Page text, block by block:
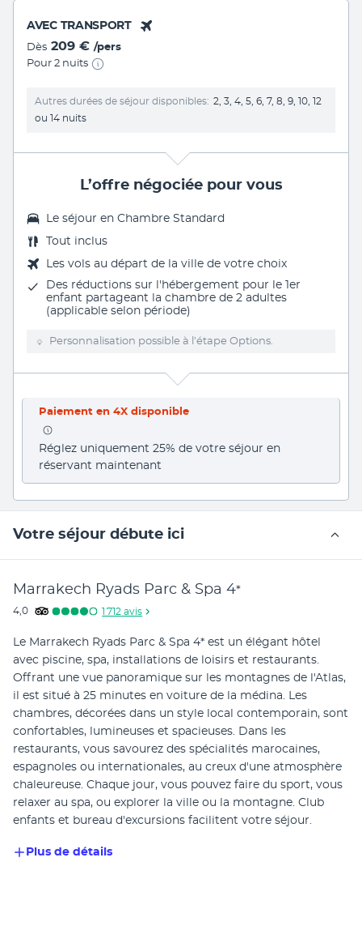
AVEC TRANSPORT
Dès 209 € /pers
Pour 2 nuits
Autres durées de séjour disponibles
2, 3, 4, 5, 6, 7, 8, 9, 10, 12
ou 14 nuits
L’offre négociée pour vous
Le séjour en Chambre Standard
Tout inclus
Les vols au départ de la ville de votre choix
Des réductions sur l'hébergement pour le 1er
enfant partageant la chambre de 2 adultes
(applicable selon période)
Personnalisation possible à l’étape Options.
Paiement en 4X disponible
Réglez uniquement 25% de votre séjour en
réservant maintenant
Votre séjour débute ici
Marrakech Ryads Parc & Spa 4*
4,0 1 712 avis
Le Marrakech Ryads Parc & Spa 4* est un élégant hôtel
avec piscine, spa, installations de loisirs et restaurants.
Offrant une vue panoramique sur les montagnes de l'Atlas,
il est situé à 25 minutes en voiture de la médina. Les
chambres, décorées dans un style local contemporain, sont
confortables, lumineuses et spacieuses. Dans les
restaurants, vous savourez des spécialités marocaines,
espagnoles ou internationales, au creux d'une atmosphère
chaleureuse. Chaque jour, vous pouvez faire du sport, vous
relaxer au spa, ou explorer la ville ou la montagne. Club
enfants et bureau d'excursions facilitent votre séjour.
Plus de détails